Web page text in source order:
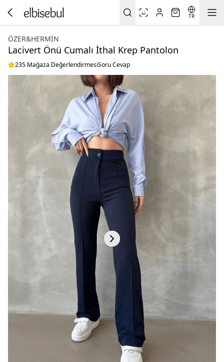
TR
ÖZER&HERMIN
Lacivert Önü Cumalı İthal Krep Pantolon
235 Mağaza DeğerlendirmesiSoru Cevap